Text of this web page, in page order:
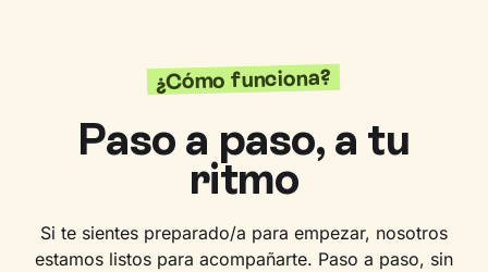
¿Cómo funciona?
Paso a paso, a tu
ritmo
Si te sientes preparado/a para empezar, nosotros
estamos listos para acompañarte. Paso a paso, sin